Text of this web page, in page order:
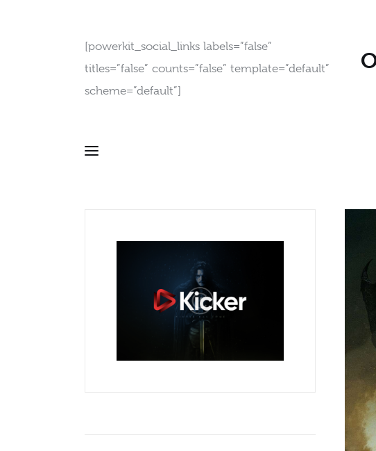
[powerkit_social_links labels=”false”
titles=”false” counts=”false” template=”default”
scheme=”default”]